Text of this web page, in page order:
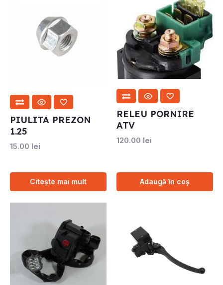
PIULITA PREZON
1.25
15.00 lei
Citește mai mult
RELEU PORNIRE
ATV
120.00 lei
Adaugă în coș